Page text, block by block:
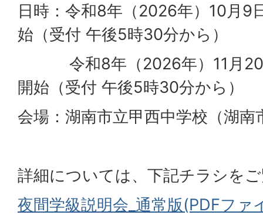
日時：令和8年（2026年）10月9
始（受付 午後5時30分から）
令和8年（2026年）11月20
開始（受付 午後5時30分から）
会場：湖南市立甲西中学校（湖
詳細については、下記チラシを
夜間学級説明会_通常版(PDFファ